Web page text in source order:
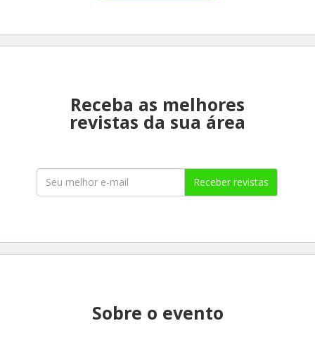
Receba as melhores
revistas da sua área
Receber revistas
Sobre o evento